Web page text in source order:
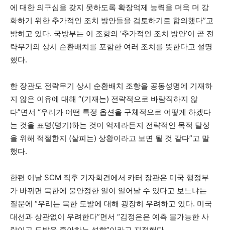
에 대한 의구심을 갖지 못하도록 확장억제 능력을 더욱 더 강
화하기 위한 추가적인 조치 방안들을 검토하기로 합의했다”고
밝히고 있다. 국방부는 이 조항의 ‘추가적인 조치 방안’이 곧 전
략무기의 상시 순환배치를 포함한 여러 조치를 뜻한다고 설명
했다.
한 장관도 전략무기 상시 순환배치 조항을 공동성명에 기재하
지 않은 이유에 대해 “(기재는) 전략적으로 바람직하지 않
다”면서 “우리가 어떤 특정 옵션을 구체적으로 어떻게 하겠다
는 것을 표명(명기)하는 것이 억제라든지 전략적인 목적 달성
을 위해 적절한지 (살피는) 상황이라고 보면 될 것 같다”고 말
했다.
한편 이날 SCM 직후 기자회견에서 카터 장관은 미국 행정부
가 바뀌면 북한에 불안정한 일이 일어날 수 있다고 보느냐는
질문에 “우리는 북한 도발에 대해 굉장히 우려하고 있다. 미국
대선과 상관없이 우려한다”면서 “김정은은 예측 불가능한 사